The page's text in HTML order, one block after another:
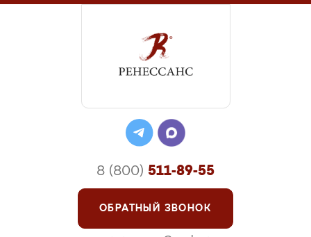
8 (800) 511-89-55
ОБРАТНЫЙ ЗВОНОК